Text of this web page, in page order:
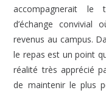
accompagnerait le
d’échange convivial
revenus au campus.
le repas est un point
réalité très apprécié
de maintenir le plus